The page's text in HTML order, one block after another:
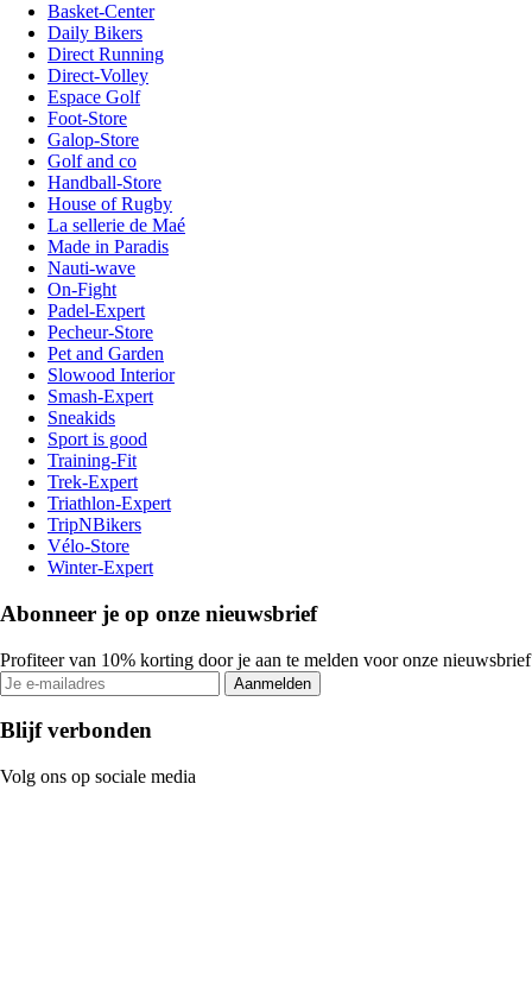
Basket-Center
Daily Bikers
Direct Running
Direct-Volley
Espace Golf
Foot-Store
Galop-Store
Golf and co
Handball-Store
House of Rugby
La sellerie de Maé
Made in Paradis
Nauti-wave
On-Fight
Padel-Expert
Pecheur-Store
Pet and Garden
Slowood Interior
Smash-Expert
Sneakids
Sport is good
Training-Fit
Trek-Expert
Triathlon-Expert
TripNBikers
Vélo-Store
Winter-Expert
Abonneer je op onze nieuwsbrief
Profiteer van 10% korting door je aan te melden voor onze nieuwsbrief
Aanmelden
Blijf verbonden
Volg ons op sociale media